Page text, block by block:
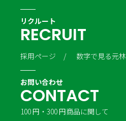
リクルート
RECRUIT
採用ページ 数字で見る元林
お問い合わせ
CONTACT
100 円・300 円商品に関して